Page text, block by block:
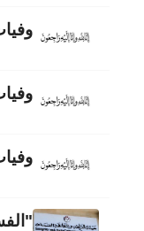
وفيات
وفيات
وفيات